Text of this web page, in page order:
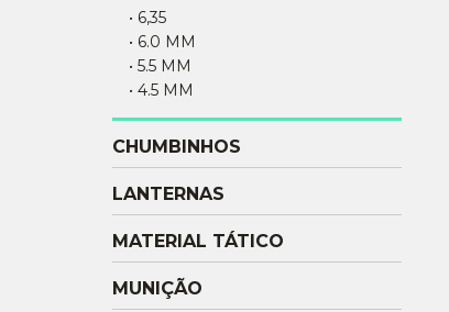
• 6,35
• 6.0 MM
• 5.5 MM
• 4.5 MM
CHUMBINHOS
LANTERNAS
MATERIAL TÁTICO
MUNIÇÃO